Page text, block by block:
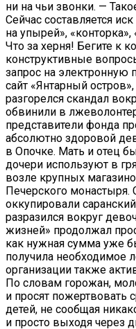
ни на чьи звонки. —
Сейчас составляется
на упырей»,
Что за херня! Бегите к
конструктивные
запрос на электронную
сайт «Янтарный
разгорелся скандал
обвинили в
представители фонда
абсолютно здоровой
в Опочке. Мать и отец
дочери используют в
возле крупных
Печерского монастыря.
оккупировали
разразился вокруг
жизней» продолжал
как нужная сумма уже
получила необходимое
организации также
По словам горожан,
и просят пожертвовать
детей, не сообщая
и просто выходя через